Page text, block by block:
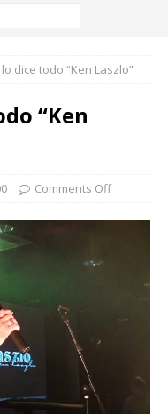
dice todo “Ken Laszlo”
“Ken
Comments Off